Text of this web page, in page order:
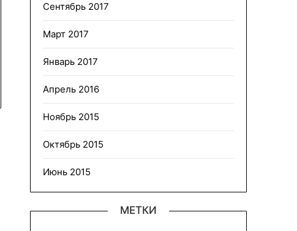
Сентябрь 2017
Март 2017
Январь 2017
Апрель 2016
Ноябрь 2015
Октябрь 2015
Июнь 2015
МЕТКИ